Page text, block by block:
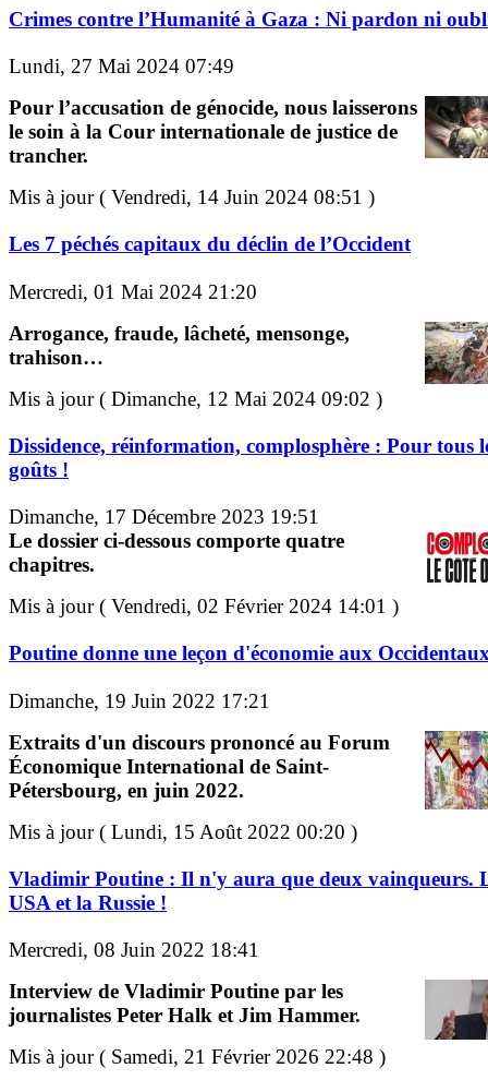
Crimes contre l’Humanité à Gaza : Ni pardon ni
Lundi, 27 Mai 2024 07:49
Pour l’accusation de génocide, nous laisserons
le soin à la Cour internationale de justice de
trancher.
Mis à jour ( Vendredi, 14 Juin 2024 08:51 )
Les 7 péchés capitaux du déclin de l’Occident
Mercredi, 01 Mai 2024 21:20
Arrogance, fraude, lâcheté, mensonge,
trahison…
Mis à jour ( Dimanche, 12 Mai 2024 09:02 )
Dissidence, réinformation, complosphère : Pour tous
goûts !
Dimanche, 17 Décembre 2023 19:51
Le dossier ci-dessous comporte quatre
chapitres.
Mis à jour ( Vendredi, 02 Février 2024 14:01 )
Poutine donne une leçon d'économie aux
Dimanche, 19 Juin 2022 17:21
Extraits d'un discours prononcé au Forum
Économique International de Saint-
Pétersbourg, en juin 2022.
Mis à jour ( Lundi, 15 Août 2022 00:20 )
Vladimir Poutine : Il n'y aura que deux vainqueurs.
USA et la Russie !
Mercredi, 08 Juin 2022 18:41
Interview de Vladimir Poutine par les
journalistes Peter Halk et Jim Hammer.
Mis à jour ( Samedi, 21 Février 2026 22:48 )